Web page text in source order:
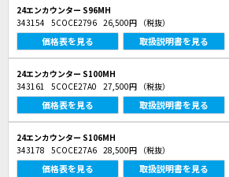
24エンカウンター S96MH
343154 5COCE2796 26,500円 （税抜）
価格表を見る 取扱説明書を見る
24エンカウンター S100MH
343161 5COCE27A0 27,500円 （税抜）
価格表を見る 取扱説明書を見る
24エンカウンター S106MH
343178 5COCE27A6 28,500円 （税抜）
価格表を見る 取扱説明書を見る